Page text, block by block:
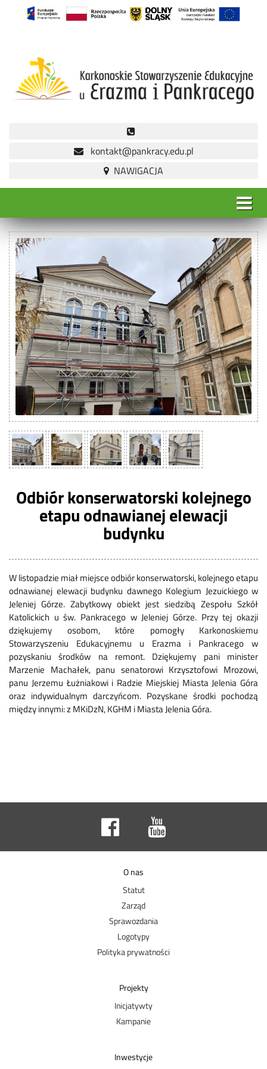
kontakt@pankracy.edu.pl
Odbiór konserwatorski kolejnego
etapu odnawianej elewacji
budynku
W listopadzie miał miejsce odbiór konserwatorski, kolejnego etapu
odnawianej elewacji budynku dawnego Kolegium Jezuickiego w
Jeleniej Górze. Zabytkowy obiekt jest siedzibą Zespołu Szkół
Katolickich u św. Pankracego w Jeleniej Górze. Przy tej okazji
dziękujemy osobom, które pomogły Karkonoskiemu
Stowarzyszeniu Edukacyjnemu u Erazma i Pankracego w
pozyskaniu środków na remont. Dziękujemy pani minister
Marzenie Machałek, panu senatorowi Krzysztofowi Mrozowi,
panu Jerzemu Łużniakowi i Radzie Miejskiej Miasta Jelenia Góra
oraz indywidualnym darczyńcom. Pozyskane środki pochodzą
między innymi: z MKiDzN, KGHM i Miasta Jelenia Góra.
O nas
Statut
Zarząd
Sprawozdania
Logotypy
Polityka prywatności
Projekty
Inicjatywty
Kampanie
Inwestycje